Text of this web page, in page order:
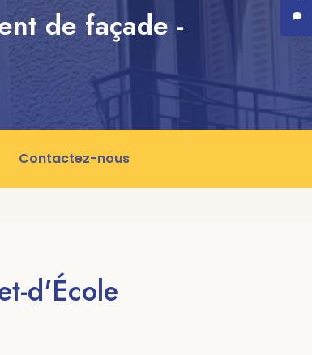
de façade -
Contactez-nous
d'École